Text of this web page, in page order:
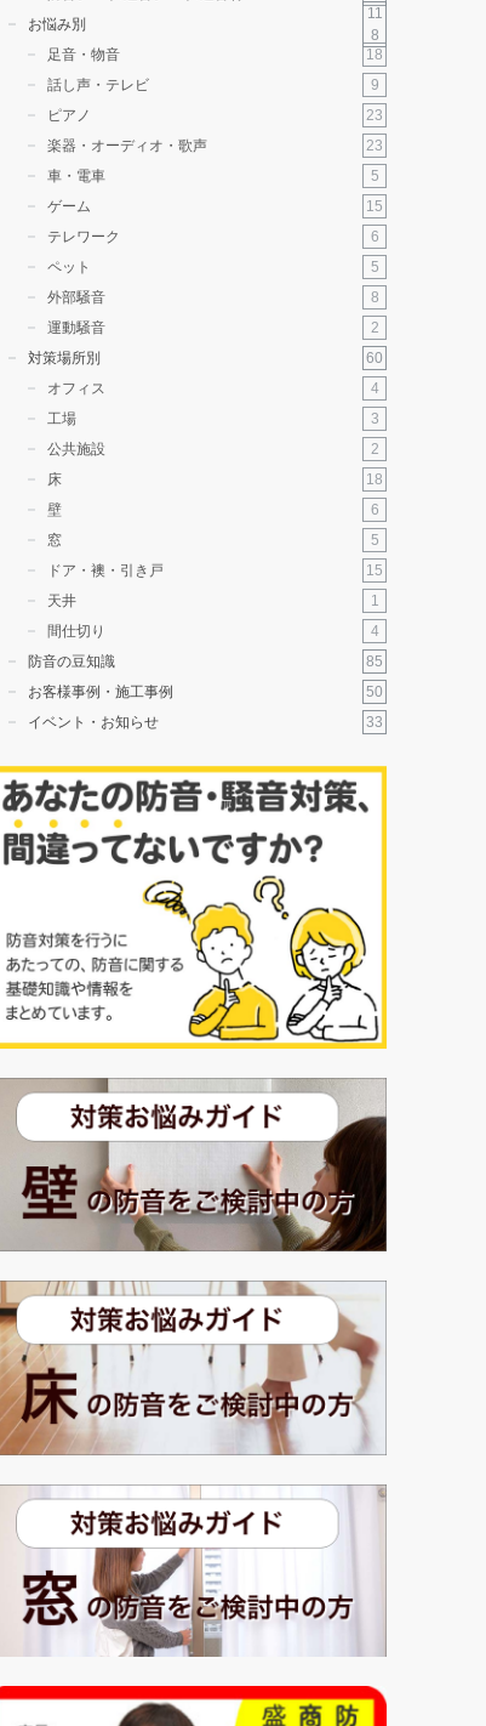
お悩み別
11
8
足音・物音
18
話し声・テレビ
9
ピアノ
23
楽器・オーディオ・歌声
23
車・電車
5
ゲーム
15
テレワーク
6
ペット
5
外部騒音
8
運動騒音
2
対策場所別
60
オフィス
4
工場
3
公共施設
2
床
18
壁
6
窓
5
ドア・襖・引き戸
15
天井
1
間仕切り
4
防音の豆知識
85
お客様事例・施工事例
50
イベント・お知らせ
33